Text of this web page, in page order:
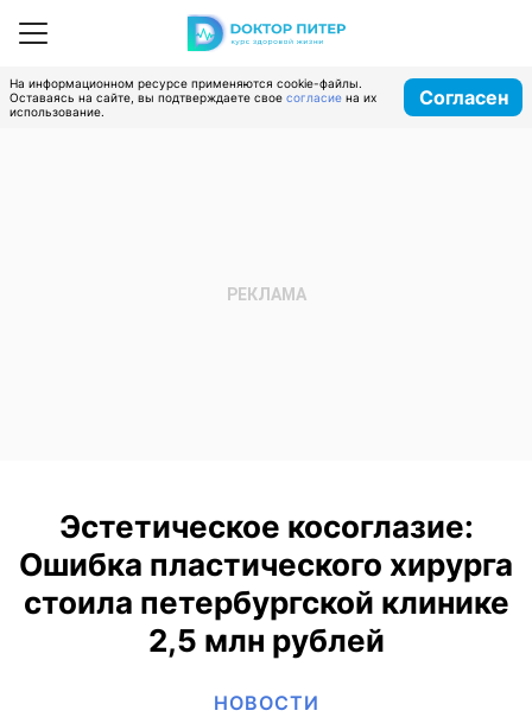
На информационном ресурсе применяются cookie-файлы.
Оставаясь на сайте, вы подтверждаете свое согласие на их
использование.
Согласен
Эстетическое косоглазие:
Ошибка пластического хирурга
стоила петербургской клинике
2,5 млн рублей
НОВОСТИ